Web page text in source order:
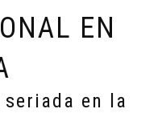
EN
en la